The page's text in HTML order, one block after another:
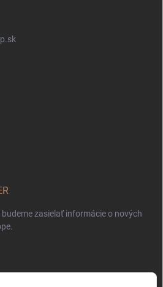
zasielať informácie o nových